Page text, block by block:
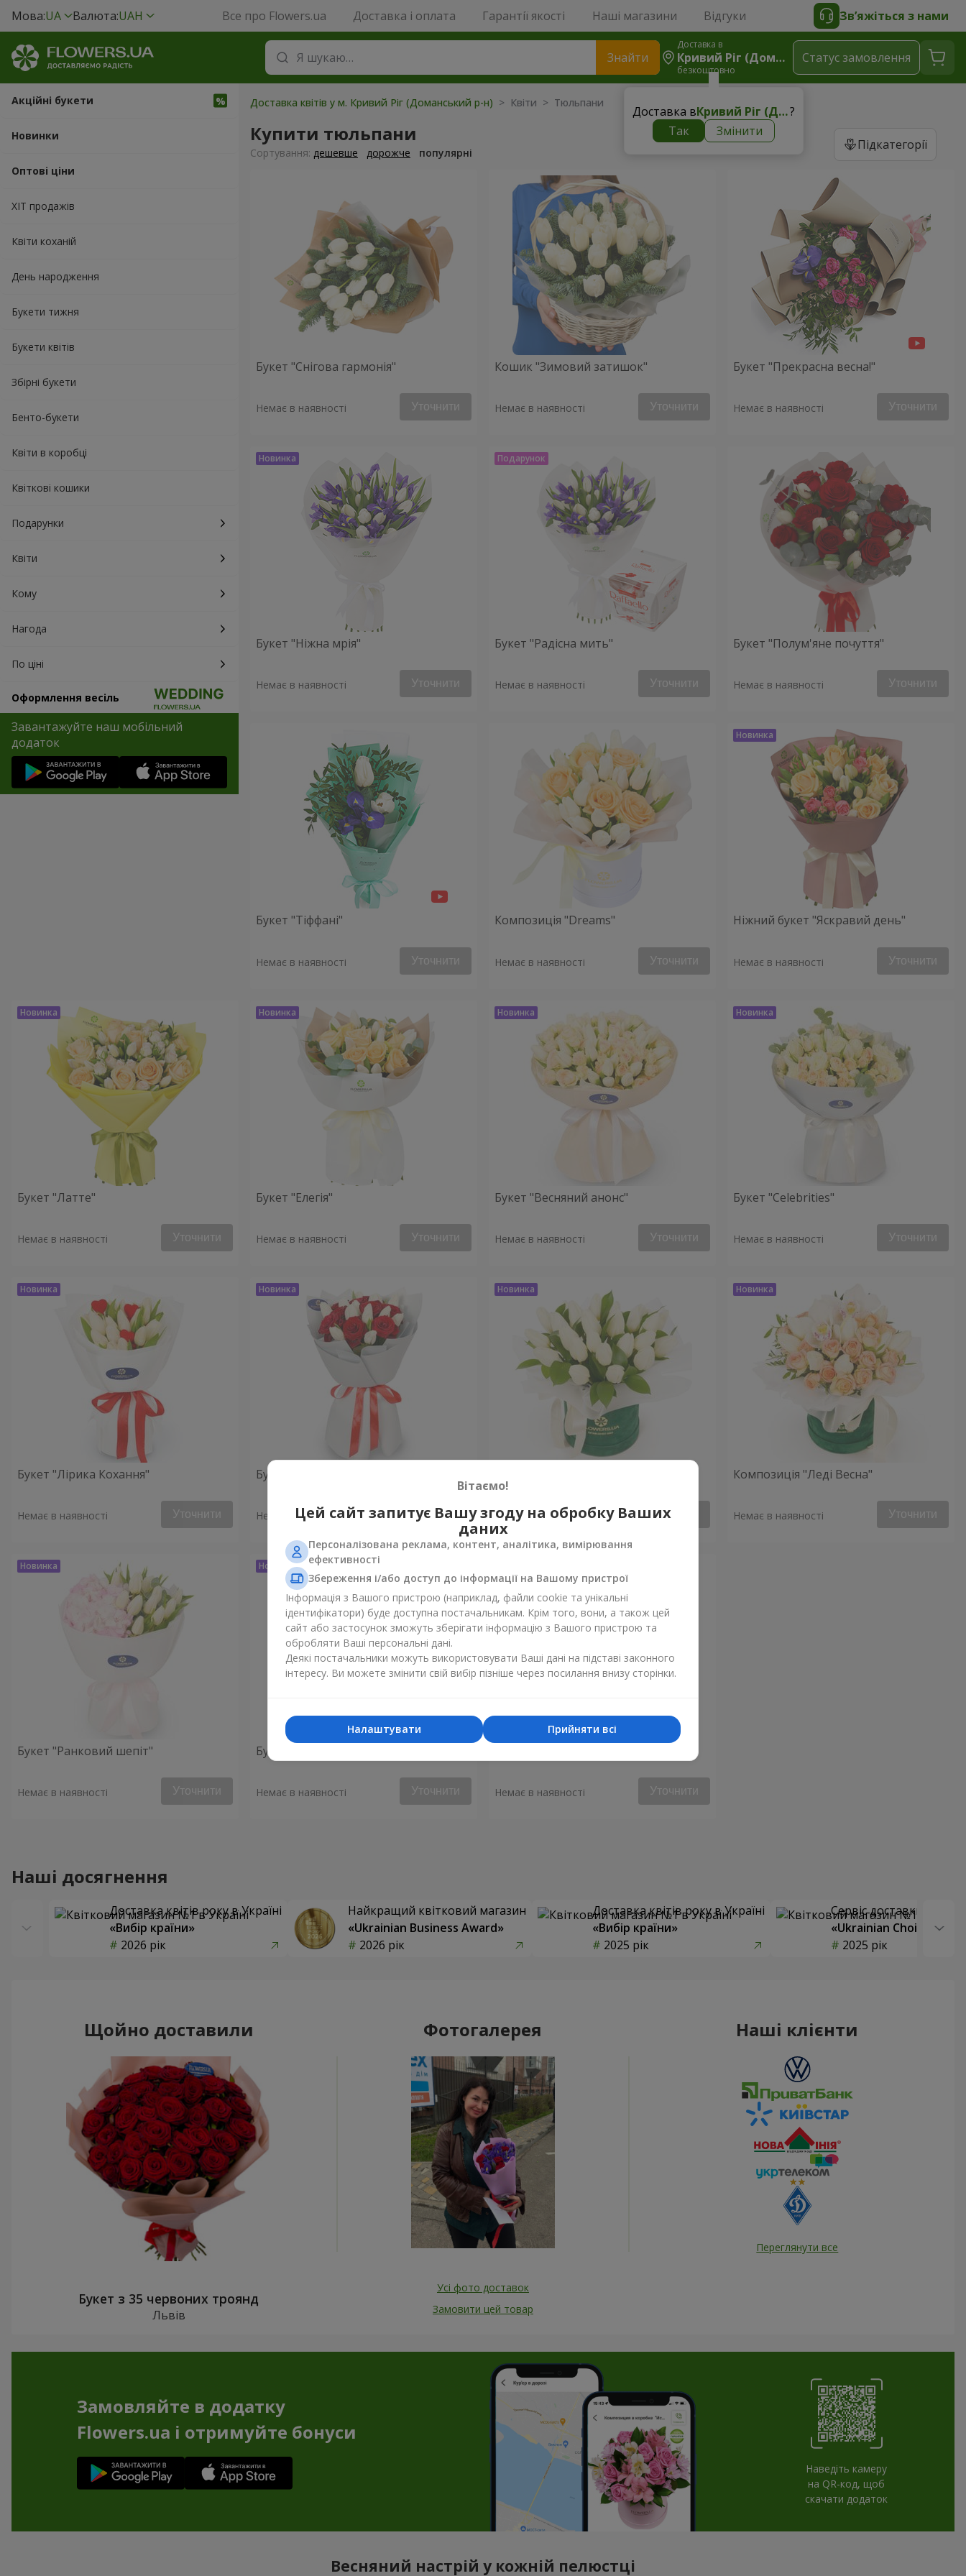
Мова:UA Валюта:UAH Все про Flowers.ua Доставка і оплата Гарантії якості Наші магазини Відгуки Зв’яжіться з нами
Знайти
Доставка в
Кривий Ріг (Доманський Р-Н)
безкоштовно
Доставка в Кривий Ріг (Доманський р-н)?
Так
Змінити
Статус замовлення
Акційні букети
Новинки
Оптові ціни
ХІТ продажів
Квіти коханій
День народження
Букети тижня
Букети квітів
Збірні букети
Бенто-букети
Квіти в коробці
Квіткові кошики
Подарунки
Квіти
Кому
Нагода
По ціні
Оформлення весіль
Завантажуйте наш мобільний
додаток
Доставка квітів у м. Кривий Ріг (Доманський р-н) > Квіти > Тюльпани
Купити тюльпани Підкатегорії
Сортування: дешевше дорожче популярні
Букет "Снігова гармонія"
Немає в наявності Уточнити
Кошик "Зимовий затишок"
Немає в наявності Уточнити
Букет "Прекрасна весна!"
Немає в наявності Уточнити
Букет "Ніжна мрія"
Немає в наявності Уточнити
Букет "Радісна мить"
Немає в наявності Уточнити
Букет "Полум'яне почуття"
Немає в наявності Уточнити
Букет "Тіффані"
Немає в наявності Уточнити
Композиція "Dreams"
Немає в наявності Уточнити
Ніжний букет "Яскравий день"
Немає в наявності Уточнити
Букет "Латте"
Немає в наявності Уточнити
Букет "Елегія"
Немає в наявності Уточнити
Букет "Весняний анонс"
Немає в наявності Уточнити
Букет "Celebrities"
Немає в наявності Уточнити
Букет "Лірика Кохання"
Немає в наявності Уточнити
Букет "Стендаль"
Немає в наявності Уточнити Немає в наявності Уточнити
Композиція "Леді Весна"
Немає в наявності Уточнити
Букет "Ранковий шепіт"
Немає в наявності Уточнити
Букет "Ніжне почуття"
Немає в наявності Уточнити Немає в наявності Уточнити
Наші досягнення
Доставка квітів року в Україні
«Вибір країни»
2026 рік
Найкращий квітковий магазин
«Ukrainian Business Award»
2026 рік
Доставка квітів року в Україні
«Вибір країни»
2025 рік
Сервіс доставки квітів
«Ukrainian Choice»
2025 рік
Щойно доставили
Букет з 35 червоних троянд
Львів
Фотогалерея
Усі фото доставок
Замовити цей товар
Наші клієнти
Переглянути все
Замовляйте в додатку
Flowers.ua і отримуйте бонуси
Наведіть камеру
на QR-код, щоб
скачати додаток
Весняний настрій у кожній пелюстці
Вітаємо!
Цей сайт запитує Вашу згоду на обробку Ваших
даних
Персоналізована реклама, контент, аналітика, вимірювання
ефективності
Збереження і/або доступ до інформації на Вашому пристрої
Інформація з Вашого пристрою (наприклад, файли cookie та унікальні
ідентифікатори) буде доступна постачальникам. Крім того, вони, а також цей
сайт або застосунок зможуть зберігати інформацію з Вашого пристрою та
обробляти Ваші персональні дані.
Деякі постачальники можуть використовувати Ваші дані на підставі законного
інтересу. Ви можете змінити свій вибір пізніше через посилання внизу сторінки.
Прийняти всі
Налаштувати